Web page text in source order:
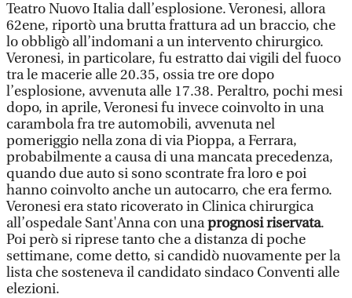
Teatro Nuovo Italia dall’esplosione. Veronesi, allora
62ene, riportò una brutta frattura ad un braccio, che
lo obbligò all’indomani a un intervento chirurgico.
Veronesi, in particolare, fu estratto dai vigili del fuoco
tra le macerie alle 20.35, ossia tre ore dopo
l’esplosione, avvenuta alle 17.38. Peraltro, pochi mesi
dopo, in aprile, Veronesi fu invece coinvolto in una
carambola fra tre automobili, avvenuta nel
pomeriggio nella zona di via Pioppa, a Ferrara,
probabilmente a causa di una mancata precedenza,
quando due auto si sono scontrate fra loro e poi
hanno coinvolto anche un autocarro, che era fermo.
Veronesi era stato ricoverato in Clinica chirurgica
all’ospedale Sant'Anna con unaprognosi riservata.
Poi però si riprese tanto che a distanza di poche
settimane, come detto, si candidò nuovamente per la
lista che sosteneva il candidato sindaco Conventi alle
elezioni.